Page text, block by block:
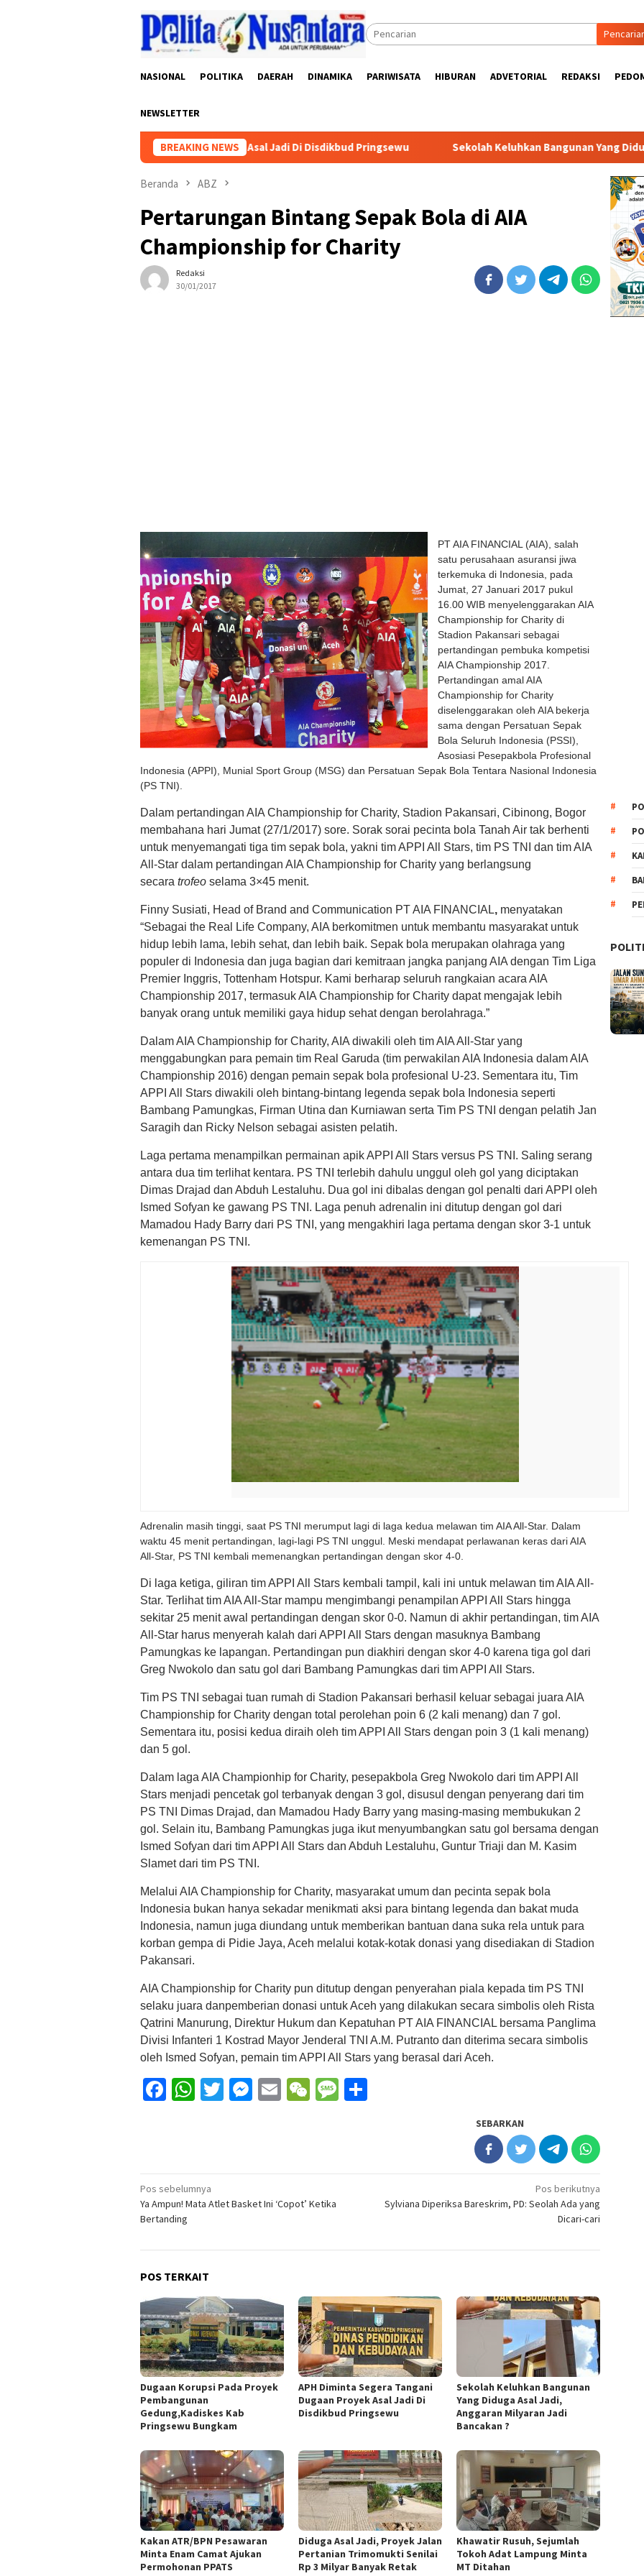
NASIONAL POLITIKA DAERAH DINAMIKA PARIWISATA HIBURAN ADVETORIAL REDAKSI
NEWSLETTER
BREAKING NEWS
Segera Tangani Dugaan Proyek Asal Jadi Di Disdikbud Pringsewu Sekolah Keluhkan Bangunan Yang Diduga Asal Jadi,
Beranda ABZ
Pertarungan Bintang Sepak Bola di AIA
Championship for Charity
Redaksi
30/01/2017
PT AIA FINANCIAL (AIA), salah
satu perusahaan asuransi jiwa
terkemuka di Indonesia, pada
Jumat, 27 Januari 2017 pukul
16.00 WIB menyelenggarakan AIA
Championship for Charity di
Stadion Pakansari sebagai
pertandingan pembuka kompetisi
AIA Championship 2017.
Pertandingan amal AIA
Championship for Charity
diselenggarakan oleh AIA bekerja
sama dengan Persatuan Sepak
Bola Seluruh Indonesia (PSSI),
Asosiasi Pesepakbola Profesional
Indonesia (APPI), Munial Sport Group (MSG) dan Persatuan Sepak Bola Tentara Nasional Indonesia
(PS TNI).
Dalam pertandingan AIA Championship for Charity, Stadion Pakansari, Cibinong, Bogor
membahana hari Jumat (27/1/2017) sore. Sorak sorai pecinta bola Tanah Air tak berhenti
untuk menyemangati tiga tim sepak bola, yakni tim APPI All Stars, tim PS TNI dan tim AIA
All-Star dalam pertandingan AIA Championship for Charity yang berlangsung
secara trofeo selama 3×45 menit.
Finny Susiati, Head of Brand and Communication PT AIA FINANCIAL, menyatakan
“Sebagai the Real Life Company, AIA berkomitmen untuk membantu masyarakat untuk
hidup lebih lama, lebih sehat, dan lebih baik. Sepak bola merupakan olahraga yang
populer di Indonesia dan juga bagian dari kemitraan jangka panjang AIA dengan Tim Liga
Premier Inggris, Tottenham Hotspur. Kami berharap seluruh rangkaian acara AIA
Championship 2017, termasuk AIA Championship for Charity dapat mengajak lebih
banyak orang untuk memiliki gaya hidup sehat dengan berolahraga.”
Dalam AIA Championship for Charity, AIA diwakili oleh tim AIA All-Star yang
menggabungkan para pemain tim Real Garuda (tim perwakilan AIA Indonesia dalam AIA
Championship 2016) dengan pemain sepak bola profesional U-23. Sementara itu, Tim
APPI All Stars diwakili oleh bintang-bintang legenda sepak bola Indonesia seperti
Bambang Pamungkas, Firman Utina dan Kurniawan serta Tim PS TNI dengan pelatih Jan
Saragih dan Ricky Nelson sebagai asisten pelatih.
Laga pertama menampilkan permainan apik APPI All Stars versus PS TNI. Saling serang
antara dua tim terlihat kentara. PS TNI terlebih dahulu unggul oleh gol yang diciptakan
Dimas Drajad dan Abduh Lestaluhu. Dua gol ini dibalas dengan gol penalti dari APPI oleh
Ismed Sofyan ke gawang PS TNI. Laga penuh adrenalin ini ditutup dengan gol dari
Mamadou Hady Barry dari PS TNI, yang mengakhiri laga pertama dengan skor 3-1 untuk
kemenangan PS TNI.
Adrenalin masih tinggi, saat PS TNI merumput lagi di laga kedua melawan tim AIA All-Star. Dalam
waktu 45 menit pertandingan, lagi-lagi PS TNI unggul. Meski mendapat perlawanan keras dari AIA
All-Star, PS TNI kembali memenangkan pertandingan dengan skor 4-0.
Di laga ketiga, giliran tim APPI All Stars kembali tampil, kali ini untuk melawan tim AIA All-
Star. Terlihat tim AIA All-Star mampu mengimbangi penampilan APPI All Stars hingga
sekitar 25 menit awal pertandingan dengan skor 0-0. Namun di akhir pertandingan, tim AIA
All-Star harus menyerah kalah dari APPI All Stars dengan masuknya Bambang
Pamungkas ke lapangan. Pertandingan pun diakhiri dengan skor 4-0 karena tiga gol dari
Greg Nwokolo dan satu gol dari Bambang Pamungkas dari tim APPI All Stars.
Tim PS TNI sebagai tuan rumah di Stadion Pakansari berhasil keluar sebagai juara AIA
Championship for Charity dengan total perolehan poin 6 (2 kali menang) dan 7 gol.
Sementara itu, posisi kedua diraih oleh tim APPI All Stars dengan poin 3 (1 kali menang)
dan 5 gol.
Dalam laga AIA Championhip for Charity, pesepakbola Greg Nwokolo dari tim APPI All
Stars menjadi pencetak gol terbanyak dengan 3 gol, disusul dengan penyerang dari tim
PS TNI Dimas Drajad, dan Mamadou Hady Barry yang masing-masing membukukan 2
gol. Selain itu, Bambang Pamungkas juga ikut menyumbangkan satu gol bersama dengan
Ismed Sofyan dari tim APPI All Stars dan Abduh Lestaluhu, Guntur Triaji dan M. Kasim
Slamet dari tim PS TNI.
Melalui AIA Championship for Charity, masyarakat umum dan pecinta sepak bola
Indonesia bukan hanya sekadar menikmati aksi para bintang legenda dan bakat muda
Indonesia, namun juga diundang untuk memberikan bantuan dana suka rela untuk para
korban gempa di Pidie Jaya, Aceh melalui kotak-kotak donasi yang disediakan di Stadion
Pakansari.
AIA Championship for Charity pun ditutup dengan penyerahan piala kepada tim PS TNI
selaku juara danpemberian donasi untuk Aceh yang dilakukan secara simbolis oleh Rista
Qatrini Manurung, Direktur Hukum dan Kepatuhan PT AIA FINANCIAL bersama Panglima
Divisi Infanteri 1 Kostrad Mayor Jenderal TNI A.M. Putranto dan diterima secara simbolis
oleh Ismed Sofyan, pemain tim APPI All Stars yang berasal dari Aceh.
Facebook
WhatsApp
Twitter
Messenger
EmailWeChatMessage
SEBARKAN
Navigasi
pos
Pos sebelumnya
Ya Ampun! Mata Atlet Basket Ini ‘Copot’ Ketika
Bertanding
Pos berikutnya
Sylviana Diperiksa Bareskrim, PD: Seolah Ada yang
Dicari-cari
POS TERKAIT
Dugaan Korupsi Pada Proyek
Pembangunan
Gedung,Kadiskes Kab
Pringsewu Bungkam
APH Diminta Segera Tangani
Dugaan Proyek Asal Jadi Di
Disdikbud Pringsewu
Sekolah Keluhkan Bangunan
Yang Diduga Asal Jadi,
Anggaran Milyaran Jadi
Bancakan ?
Kakan ATR/BPN Pesawaran
Minta Enam Camat Ajukan
Permohonan PPATS
Diduga Asal Jadi, Proyek Jalan
Pertanian Trimomukti Senilai
Rp 3 Milyar Banyak Retak
Khawatir Rusuh, Sejumlah
Tokoh Adat Lampung Minta
MT Ditahan